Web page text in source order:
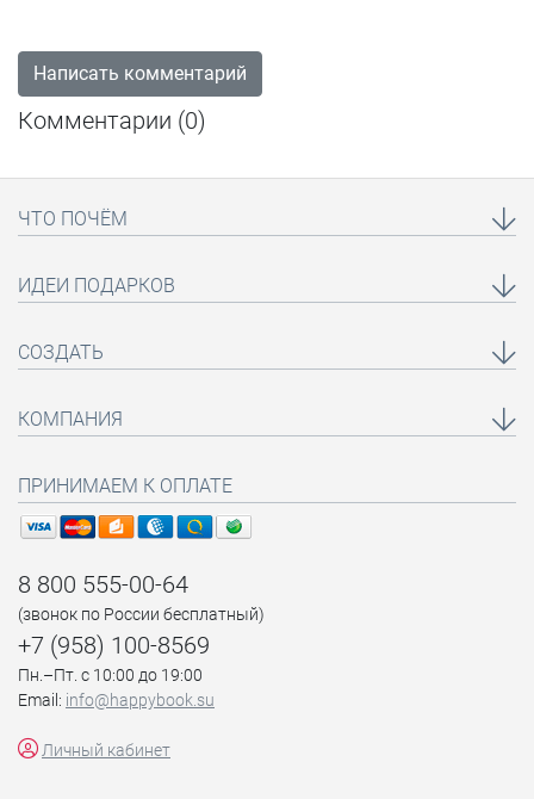
Написать комментарий
Комментарии (0)
ЧТО ПОЧЁМ
ИДЕИ ПОДАРКОВ
СОЗДАТЬ
КОМПАНИЯ
ПРИНИМАЕМ К ОПЛАТЕ
8 800 555-00-64
(звонок по России бесплатный)
+7 (958) 100-8569
Пн.–Пт. с 10:00 до 19:00
Email: info@happybook.su
Личный кабинет